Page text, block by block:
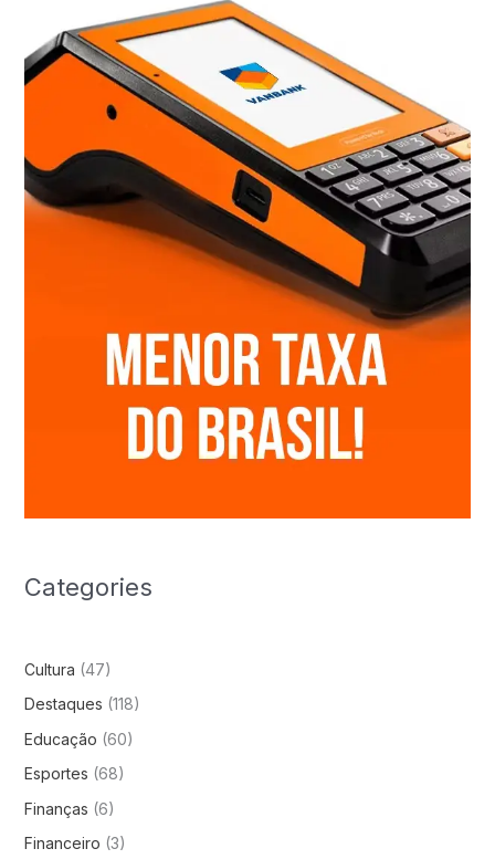
Categories
Cultura (47)
Destaques (118)
Educação (60)
Esportes (68)
Finanças (6)
Financeiro (3)